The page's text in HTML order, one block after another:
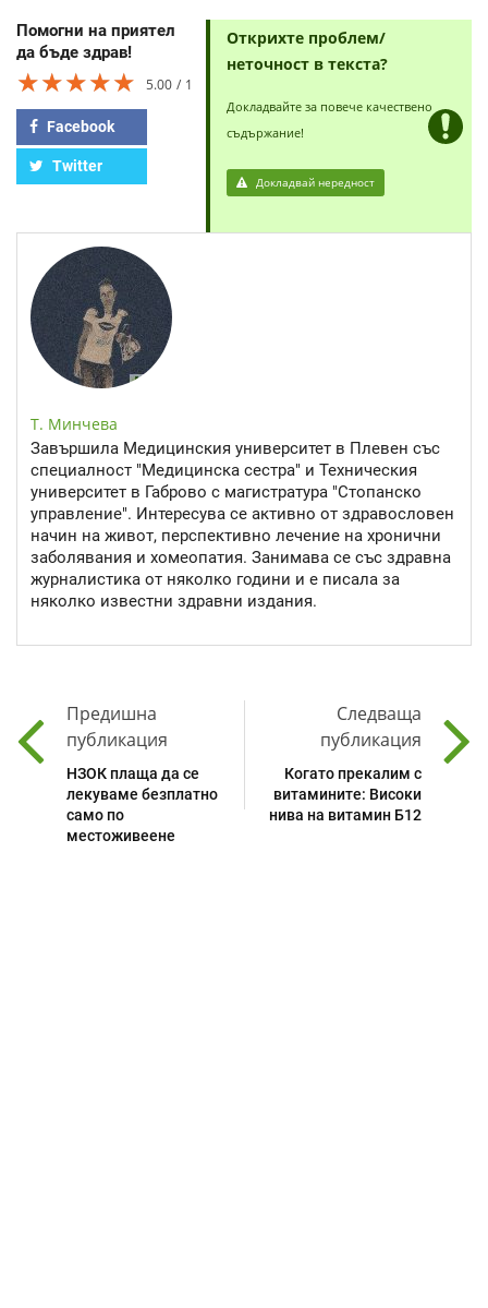
Помогни на приятел
да бъде здрав!
★★★★★
★★★★★
★★★★★ 5.00 1
Facebook
Twitter
Открихте проблем/
неточност в текста?
Докладвайте за повече качествено
съдържание!
Докладвай нередност
Т. Минчева
Завършила Медицинския университет в Плевен със
специалност "Медицинска сестра" и Техническия
университет в Габрово с магистратура "Стопанско
управление". Интересува се активно от здравословен
начин на живот, перспективно лечение на хронични
заболявания и хомеопатия. Занимава се със здравна
журналистика от няколко години и е писала за
няколко известни здравни издания.
Предишна
публикация
НЗОК плаща да се
лекуваме безплатно
само по
местоживеене
Следваща
публикация
Когато прекалим с
витамините: Високи
нива на витамин Б12